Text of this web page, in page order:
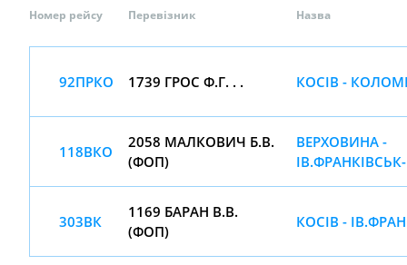
Номер рейсу Перевізник Назва
92ПРКО 1739 ГРОС Ф.Г. . . КОСІВ -
118ВКО
2058 МАЛКОВИЧ Б.В.
(ФОП)
ВЕРХОВИНА -
303ВК
1169 БАРАН В.В.
(ФОП)
КОСІВ -